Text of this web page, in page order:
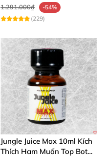
1.291.000₫
-54%
(229)
Jungle Juice Max 10ml Kích
Thích Ham Muốn Top Bot